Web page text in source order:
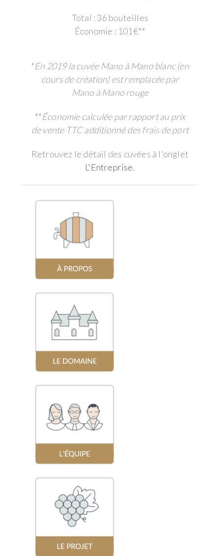
Total : 36 bouteilles
Économie : 101€**
*En 2019 la cuvée Mano à Mano blanc (en
cours de création) est remplacée par
Mano à Mano rouge
**Économie calculée par rapport au prix
de vente TTC additionné des frais de port
Retrouvez le détail des cuvées à l'onglet
L'Entreprise.